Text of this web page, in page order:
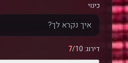
כינוי
דירוג: 7/10